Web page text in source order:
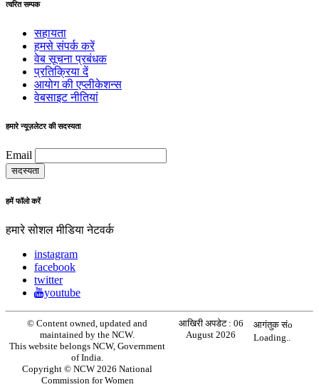
त्वरित सम्पक
सहायता
हमसे संपर्क करें
वेब सूचना प्रबंधक
प्रतिक्रिया दें
आयोग की एप्लीकेशन्स
वेबसाइट नीतियां
हमारे न्यूज़लेटर की सदस्यता
Email
हमें फॉलो करें
हमारे सोशल मीडिया नेटवर्क
instagram
facebook
twitter
youtube
© Content owned, updated and
maintained by the NCW.
This website belongs NCW, Government
of India.
Copyright © NCW 2026 National
Commission for Women
आखिरी अपडेट : 06
August 2026
आगंतुक संo
Loading..